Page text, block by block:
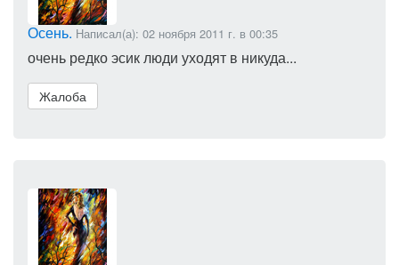
Осень. Написал(а): 02 ноября 2011 г. в 00:35
очень редко эсик люди уходят в никуда...
Жалоба